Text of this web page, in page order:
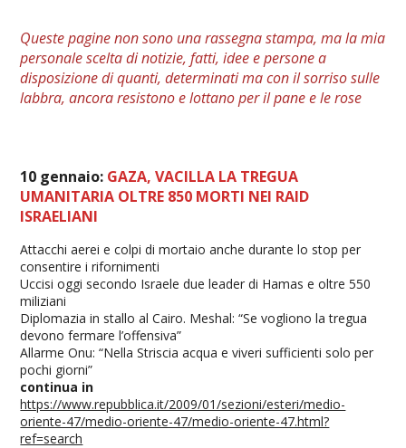
Queste pagine non sono una rassegna stampa, ma la mia
personalescelta di notizie, fatti, idee e persone a
disposizione di quanti, determinati ma con il sorriso sulle
labbra, ancora resistono e lottano per il pane e le rose
10 gennaio: GAZA, VACILLA LA TREGUA
UMANITARIA OLTRE 850 MORTI NEI RAID
ISRAELIANI
Attacchi aerei e colpi di mortaio anche durante lo stop per
consentire i rifornimenti
Uccisi oggi secondo Israele due leader di Hamas e oltre 550
miliziani
Diplomazia in stallo al Cairo. Meshal: “Se vogliono la tregua
devono fermare l’offensiva”
Allarme Onu: “Nella Striscia acqua e viveri sufficienti solo per
pochi giorni”
continua in
https://www.repubblica.it/2009/01/sezioni/esteri/medio-
oriente-47/medio-oriente-47/medio-oriente-47.html?
ref=search